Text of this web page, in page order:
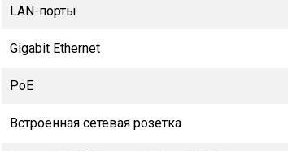
LAN-порты
Gigabit Ethernet
PoE
Встроенная сетевая розетка